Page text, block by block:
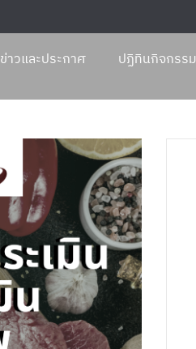
ข่าวและประกาศ ปฏิทินกิจกรรม